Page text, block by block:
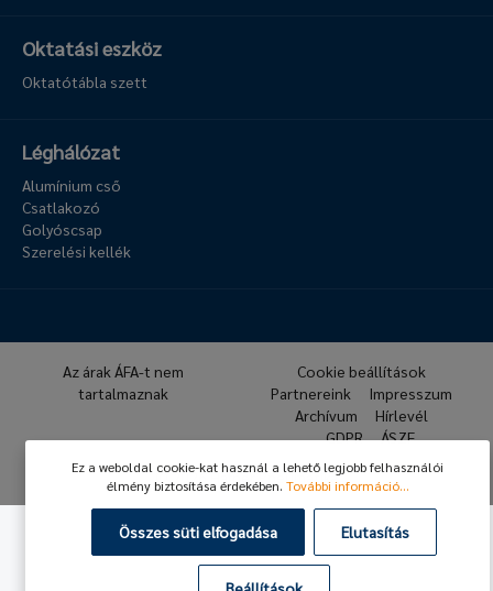
Oktatási eszköz
Oktatótábla szett
Léghálózat
Alumínium cső
Csatlakozó
Golyóscsap
Szerelési kellék
© 2026 Hafner Pneumatika
Az árak ÁFA-t nem
tartalmaznak
Cookie beállítások
Partnereink
Impresszum
Archívum
Hírlevél
GDPR
ÁSZF
Ez a weboldal cookie-kat használ a lehető legjobb felhasználói
élmény biztosítása érdekében. További információ...
Összes süti elfogadása Elutasítás